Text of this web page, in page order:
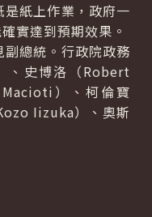
紙上作業，政府一
實達到預期效果。
總統。行政院政務
、史博洛（Robert
）、柯倫寶
Iizuka）、奧斯